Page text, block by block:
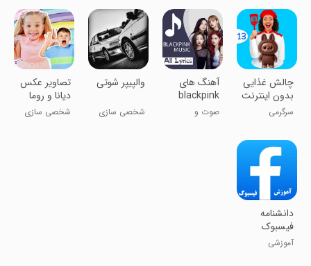
اسلایم
شبیه‌ساز لایه
‏‏چالش غذایی
بدون اینترنت
13
سرگرمی
آهنگ های
blackpink
بلک پینک
صوت و
والپیپر شوتی
شخصی سازی
تصاویر عکس
دیانا و روما
شخصی سازی
دانشنامه
فیسبوک
آموزشی